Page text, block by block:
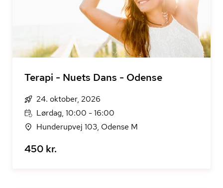
Terapi - Nuets Dans - Odense
24. oktober, 2026
Lørdag, 10:00 - 16:00
Hunderupvej 103, Odense M
450 kr.